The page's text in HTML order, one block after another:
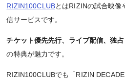
RIZIN100CLUBとはRIZINの試合映像
信サービスです。
チケット優先先行、ライブ配信、独
の特典が魅力です。
RIZIN100CLUBでも「RIZIN DECADE